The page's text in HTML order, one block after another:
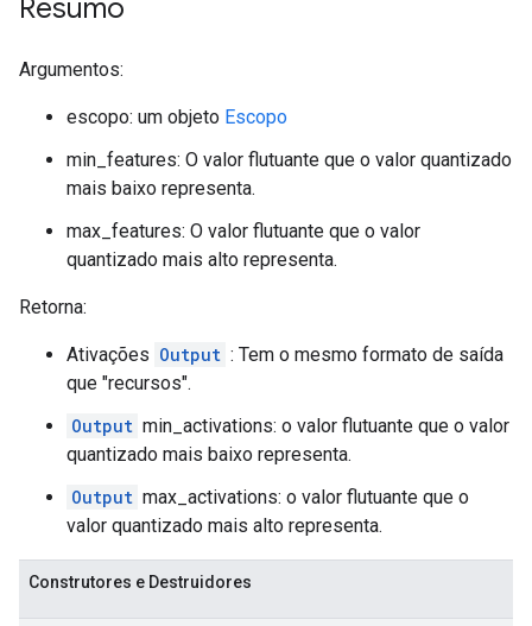
Resumo
Argumentos:
escopo: um objeto Escopo
min_features: O valor flutuante que o valor quantizado
mais baixo representa.
max_features: O valor flutuante que o valor
quantizado mais alto representa.
Retorna:
Ativações Output : Tem o mesmo formato de saída
que "recursos".
Output min_activations: o valor flutuante que o valor
quantizado mais baixo representa.
Output max_activations: o valor flutuante que o
valor quantizado mais alto representa.
Construtores e Destruidores